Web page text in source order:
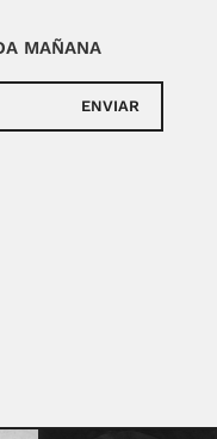
MAÑANA
ENVIAR